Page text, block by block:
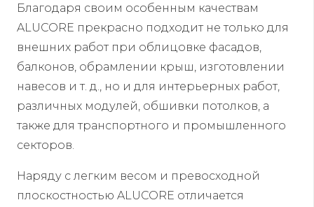
Благодаря своим особенным качествам
ALUCORE прекрасно подходит не только для
внешних работ при облицовке фасадов,
балконов, обрамлении крыш, изготовлении
навесов и т. д., но и для интерьерных работ,
различных модулей, обшивки потолков, а
также для транспортного и промышленного
секторов.
Наряду с легким весом и превосходной
плоскостностью ALUCORE отличается